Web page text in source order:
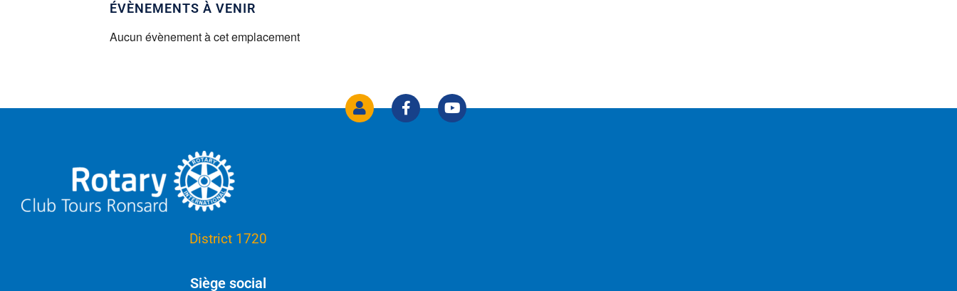
ÉVÈNEMENTS À VENIR
Aucun évènement à cet emplacement
District 1720
Siège social